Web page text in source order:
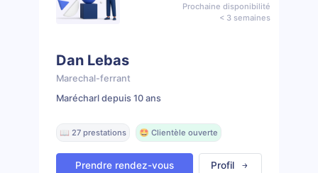
Prochaine disponibilité
< 3 semaines
Dan Lebas
Marechal-ferrant
Marécharl depuis 10 ans
📖 27 prestations 🤩 Clientèle ouverte
Prendre rendez-vous Profil